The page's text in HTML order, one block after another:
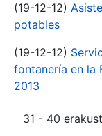
(19-12-12)
potables
(19-12-12)
fontanería en la
2013
31 - 40